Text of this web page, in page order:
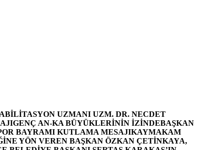
UZMANI UZM. DR. NECDET
GENÇ AN-KA BÜYÜKLERİNİN İZİNDEBAŞKAN
BAYRAMI KUTLAMA MESAJIKAYMAKAM
YÖN VEREN BAŞKAN ÖZKAN ÇETİNKAYA,